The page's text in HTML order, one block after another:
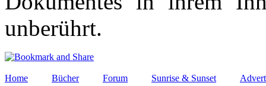
unberührt.
Home Bücher Forum Sunrise & Sunset